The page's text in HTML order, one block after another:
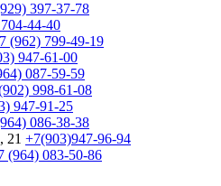
397-37-78
44-40
(962) 799-49-19
947-61-00
087-59-59
998-61-08
947-91-25
086-38-38
21 +7(903)947-96-94
(964) 083-50-86